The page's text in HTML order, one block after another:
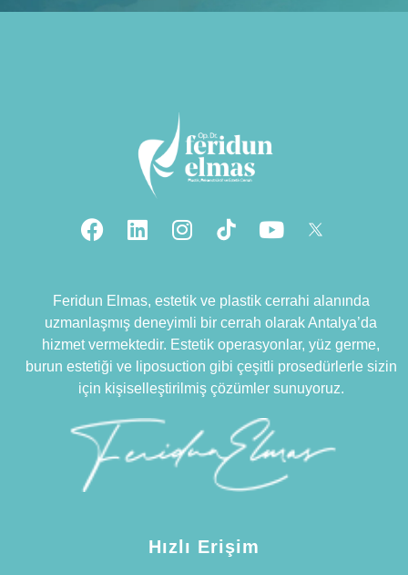
Feridun Elmas, estetik ve plastik cerrahi alanında
uzmanlaşmış deneyimli bir cerrah olarak Antalya’da
hizmet vermektedir. Estetik operasyonlar, yüz germe,
burun estetiği ve liposuction gibi çeşitli prosedürlerle sizin
için kişiselleştirilmiş çözümler sunuyoruz.
Hızlı Erişim